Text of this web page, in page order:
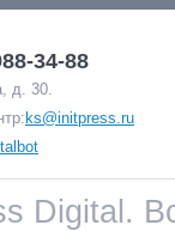
34-88
д. 30.
ks@initpress.ru
Digital.